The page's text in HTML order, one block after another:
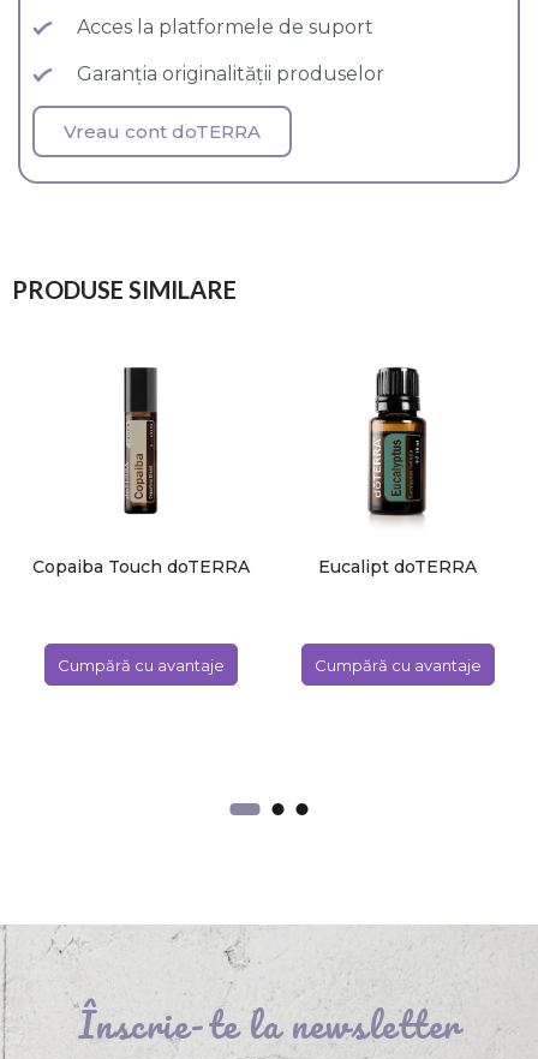
Acces la platformele de suport
Garanția originalității produselor
Vreau cont doTERRA
PRODUSE SIMILARE
Copaiba Touch doTERRA
Cumpără cu avantaje
Eucalipt doTERRA
Cumpără cu avantaje
Înscrie-te la newsletter